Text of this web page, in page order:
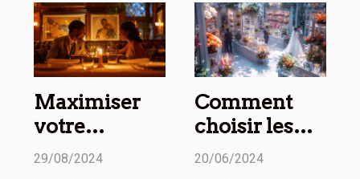
Maximiser
votre
expérience
29/08/2024
Comment
choisir les
meilleurs
20/06/2024